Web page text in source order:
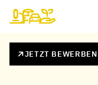
JETZT BEWERBEN